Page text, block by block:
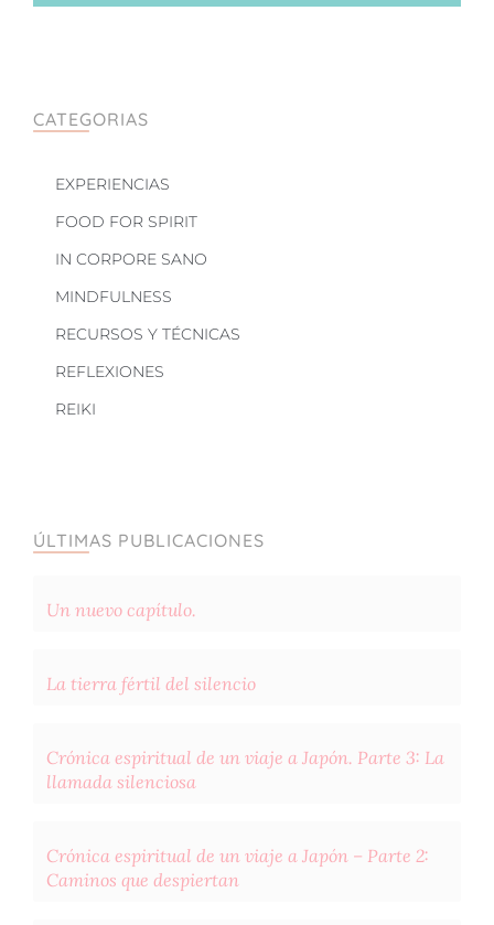
CATEGORIAS
EXPERIENCIAS
FOOD FOR SPIRIT
IN CORPORE SANO
MINDFULNESS
RECURSOS Y TÉCNICAS
REFLEXIONES
REIKI
ÚLTIMAS PUBLICACIONES
Un nuevo capítulo.
La tierra fértil del silencio
Crónica espiritual de un viaje a Japón. Parte 3: La
llamada silenciosa
Crónica espiritual de un viaje a Japón – Parte 2:
Caminos que despiertan